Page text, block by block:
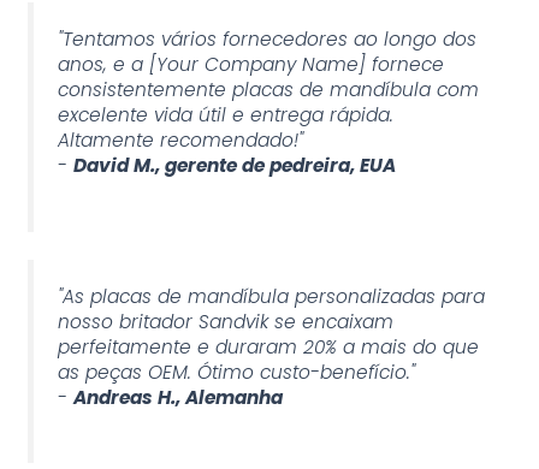
"Tentamos vários fornecedores ao longo dos
anos, e a [Your Company Name] fornece
consistentemente placas de mandíbula com
excelente vida útil e entrega rápida.
Altamente recomendado!"
-David M., gerente de pedreira, EUA
"As placas de mandíbula personalizadas para
nosso britador Sandvik se encaixam
perfeitamente e duraram 20% a mais do que
as peças OEM. Ótimo custo-benefício."
-Andreas H., Alemanha